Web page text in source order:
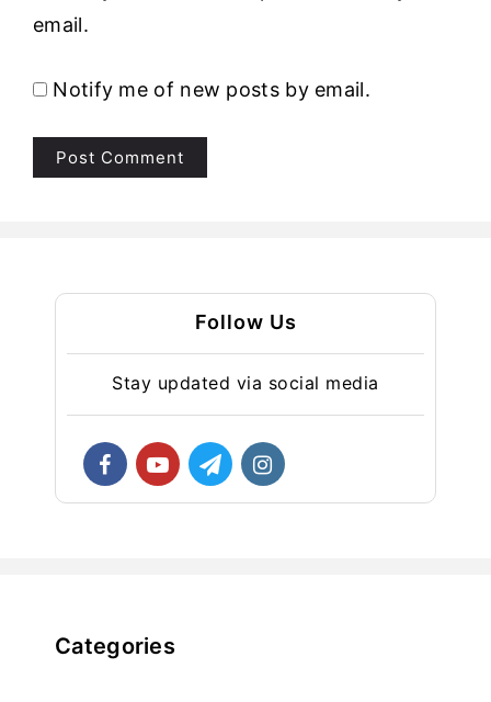
email.
Notify me of new posts by email.
Follow Us
Stay updated via social media
Categories